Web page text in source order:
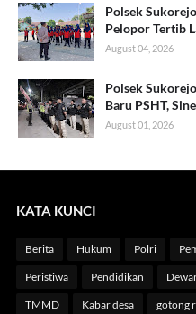
Polsek
Pelopor Tertib
August 04, 2026
Polsek
Baru PSHT,
August 01, 2026
KATA KUNCI
Berita Hukum Polri
Peristiwa Pendidikan
TMMD Kabar desa gotong